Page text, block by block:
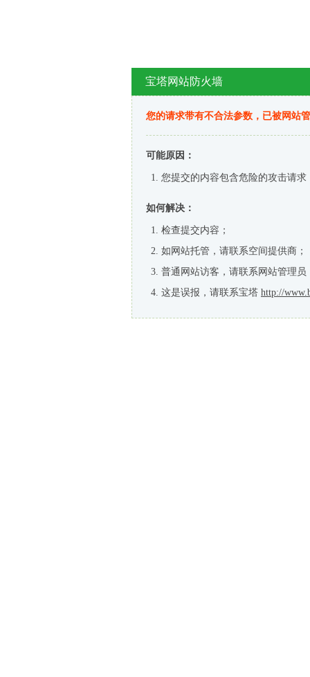
宝塔网站防火墙
您的请求带有不合法参数，已被网站
可能原因：
您提交的内容包含危险的攻击请求
如何解决：
检查提交内容；
如网站托管，请联系空间提供商；
普通网站访客，请联系网站管理员
这是误报，请联系宝塔 http://